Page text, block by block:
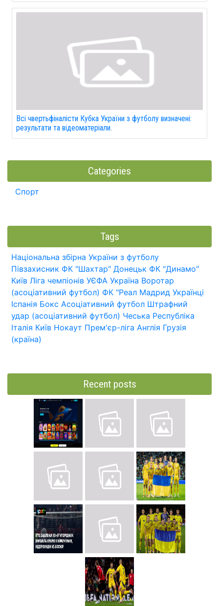
Всі чвертьфіналісти Кубка України з футболу визначені:
результати та відеоматеріали.
Categories
Спорт
Tags
Національна збірна України з футболу
Півзахисник ФК "Шахтар" Донецьк ФК "Динамо"
Київ Ліга чемпіонів УЄФА Україна Воротар
(асоціативний футбол) ФК "Реал Мадрид Українці
Іспанія Бокс Асоціативний футбол Штрафний
удар (асоціативний футбол) Чеська Республіка
Італія Київ Нокаут Прем'єр-ліга Англія Грузія
(країна)
Recent posts